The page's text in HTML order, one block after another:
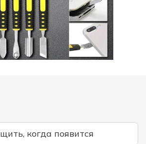
когда появится